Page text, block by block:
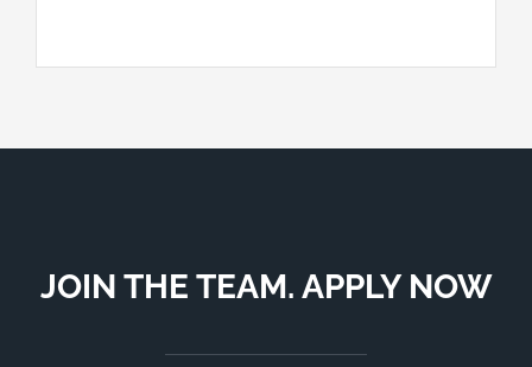
JOIN THE TEAM. APPLY NOW